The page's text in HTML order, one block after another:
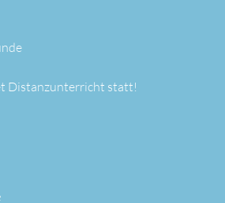
Distanzunterricht statt!